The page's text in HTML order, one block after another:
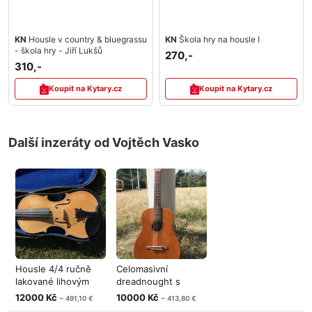
KN Housle v country & bluegrassu
- škola hry - Jiří Lukšů
310,-
Koupit na Kytary.cz
KN Škola hry na housle I
270,-
Koupit na Kytary.cz
Další inzeráty od Vojtěch Vasko
Housle 4/4 ručně
lakované lihovým
lakem
12000 Kč ~ 491,10 €
Celomasivní
dreadnought s
konstrukcí klasické
10000 Kč ~ 413,80 €